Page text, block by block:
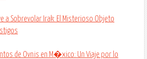
a Sobrevolar Irak: El Misterioso Objeto
de Ovnis en M�xico: Un Viaje por lo